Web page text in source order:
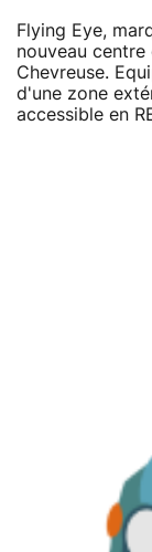
Flying Eye,
nouveau
Chevreuse.
d'une zone
accessible en